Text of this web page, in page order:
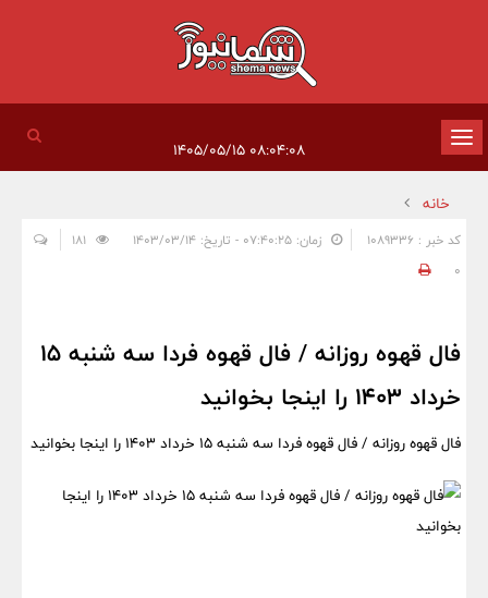
تغییر
وضعیت
ناوبری
خانه
کد خبر : 1089336 زمان: ۰۷:۴۰:۲۵ - تاریخ: ۱۴۰۳/۰۳/۱۴
0
فال قهوه روزانه / فال قهوه فردا سه شنبه 15
خرداد 1403 را اینجا بخوانید
فال قهوه روزانه / فال قهوه فردا سه شنبه 15 خرداد 1403 را اینجا بخوانید